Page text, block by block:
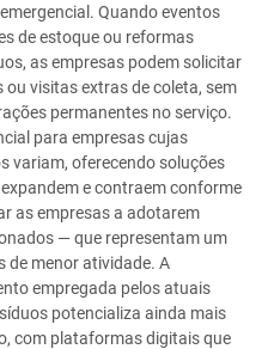
Quando eventos
de estoque ou reformas
as empresas podem solicitar
visitas extras de coleta, sem
permanentes no serviço.
para empresas cujas
variam, oferecendo soluções
e contraem conforme
as empresas a adotarem
— que representam um
de menor atividade. A
empregada pelos atuais
potencializa ainda mais
com plataformas digitais que